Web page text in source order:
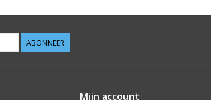
ABONNEER
Mijn account